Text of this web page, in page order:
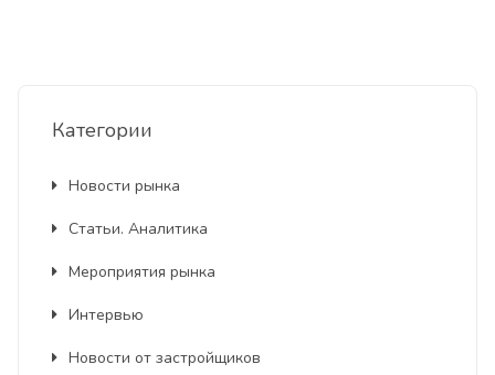
Категории
Новости рынка
Статьи. Аналитика
Мероприятия рынка
Интервью
Новости от застройщиков